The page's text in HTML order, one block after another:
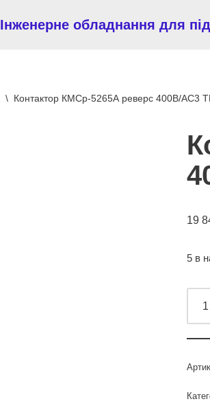
Інженерне обладнання для
\ Контактор КМСр-5265А реверс 400В/АС3
19
5 в